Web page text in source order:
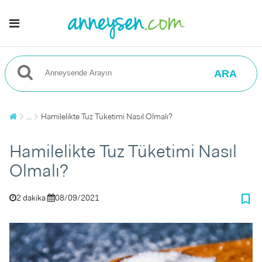
ARA
... Hamilelikte Tuz Tüketimi Nasıl Olmalı?
Hamilelikte Tuz Tüketimi Nasıl
Olmalı?
2 dakika 08/09/2021 bookmark_border